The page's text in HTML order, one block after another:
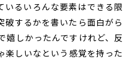
いるいろんな要素はできる限
破するかを書いたら面白がら
嬉しかったんですけれど、反
楽しいなという感覚を持った